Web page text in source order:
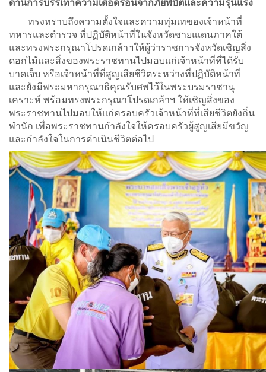
ทรงทราบถึงความตั้งใจและความทุ่มเทของเจ้าหน้าที่
ทหารและตำรวจ ที่ปฏิบัติหน้าที่ในจังหวัดชายแเดนภาคใต้
และทรงพระกรุณาโปรดเกล้าฯให้ผู้ว่าราชการจังหวัดเชิญสิ่ง
ดอกไม้และสิ่งของพระราชทานไปมอบแก่เจ้าหน้าที่ที่ได้รับ
บาดเจ็บ หรือเจ้าหน้าที่ที่สูญเสียชีวิตระหว่างที่ปฏิบัติหน้าที่
และยังมีพระมหากรุณาธิคุณรับศพไว้ในพระบรมราชานุ
เคราะห์ พร้อมทรงพระกรุณาโปรดเกล้าฯ ให้เชิญสิ่งของ
พระราชทานไปมอบให้แก่ครอบครัวเจ้าหน้าที่ที่เสียชีวิตยังถิ่น
พำนัก เพื่อพระราชทานกำลังใจให้ครอบครัวผู้สูญเสียมีขวัญ
และกำลังใจในการดำเนินชีวิตต่อไป